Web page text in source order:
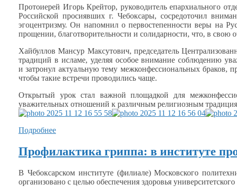
Протоиерей Игорь Крейтор, руководитель епархиального
Российской просиявших г. Чебоксары, сосредоточил
эгоцентризму.Он напомнил о первостепенности веры на
прощении, благотворительности и солидарности, что, в свою
Хайбуллов Мансур Максутович, председатель
традиций в исламе, уделяя особое внимание соблюдению
и затронул актуальную тему межконфессиональных браков,
чтобы такие встречи проводились чаще.
Открытый урок стал важной площадкой для
уважительных отношений к различным религиозным
Подробнее
Профилактика гриппа: в институте
В Чебоксарском институте (филиале) Московского
организовано с целью обеспечения здоровья